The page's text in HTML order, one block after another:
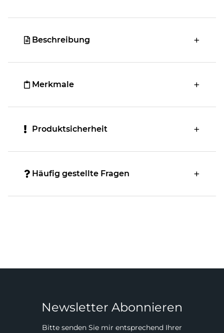
Beschreibung
Merkmale
Produktsicherheit
Häufig gestellte Fragen
Newsletter Abonnieren
Bitte senden Sie mir entsprechend Ihrer